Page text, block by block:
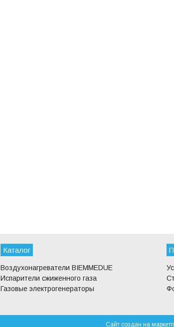
Каталог
Воздухонагреватели BIEMMEDUE
Испарители сжиженного газа
Газовые электрогенераторы
Сайт создан на